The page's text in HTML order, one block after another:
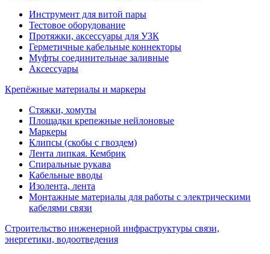
Инструмент для витой пары
Тестовое оборудование
Протяжки, аксессуары для УЗК
Герметичные кабельные коннекторы
Муфты соединительнае заливные
Аксессуары
Крепёжные материалы и маркеры
Стяжки, хомуты
Площадки крепежные нейлоновые
Маркеры
Клипсы (скобы с гвоздем)
Лента липкая. Кембрик
Спиральные рукава
Кабельные вводы
Изолента, лента
Монтажные материалы для работы с электрическими
кабелями связи
Строительство инженерной инфраструктуры связи,
энергетики, водоотведения